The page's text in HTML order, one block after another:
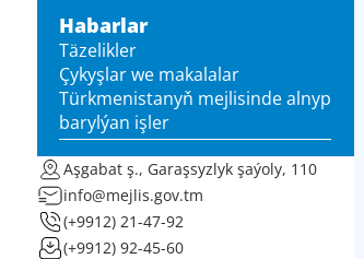
Habarlar
Täzelikler
Çykyşlar we makalalar
Türkmenistanyň mejlisinde alnyp
barylýan işler
Aşgabat ş., Garaşsyzlyk şaýoly, 110
info@mejlis.gov.tm
(+9912) 21-47-92
(+9912) 92-45-60